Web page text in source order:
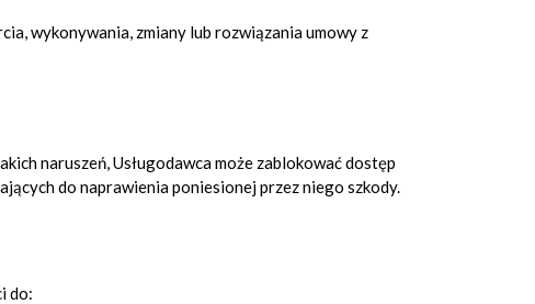
wykonywania, zmiany lub rozwiązania umowy z
naruszeń, Usługodawca może zablokować dostęp
do naprawienia poniesionej przez niego szkody.
do: